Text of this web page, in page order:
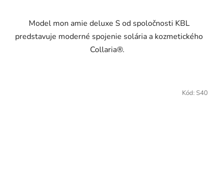
Model mon amie deluxe S od spoločnosti KBL
predstavuje moderné spojenie solária a kozmetického
Collaria®.
Kód: S40